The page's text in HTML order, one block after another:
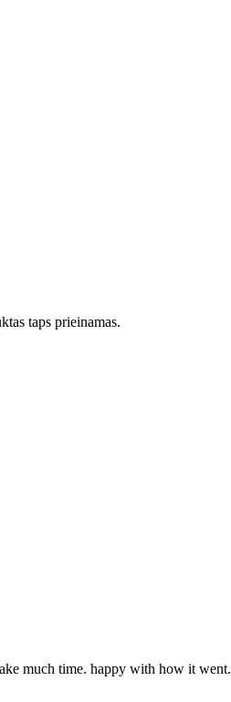
taps prieinamas.
much time. happy with how it went.